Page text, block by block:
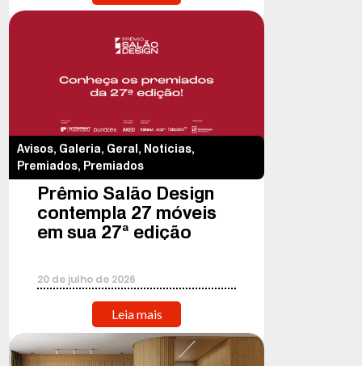
Avisos, Galeria, Geral , Notícias,
Premiados, Premiados
Prêmio Salão Design
contempla 27 móveis
em sua 27ª edição
20 de julho de 2026
Leia mais